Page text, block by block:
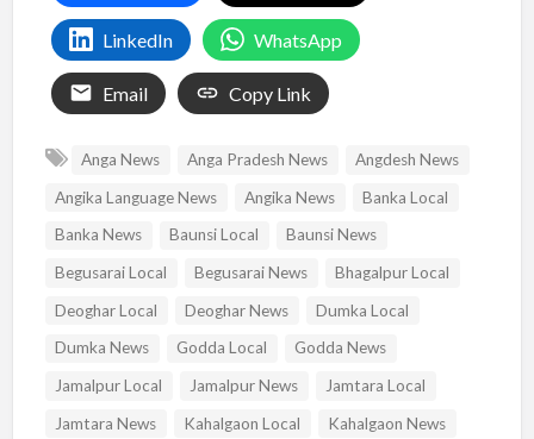
LinkedIn WhatsApp
Email Copy Link
Anga News Anga Pradesh News
Angdesh News
Angika Language News
Angika News
Banka Local
Banka News
Baunsi Local
Baunsi News
Begusarai Local
Begusarai News
Bhagalpur Local
Deoghar Local
Deoghar News
Dumka Local
Dumka News
Godda Local
Godda News
Jamalpur Local
Jamalpur News
Jamtara Local
Jamtara News
Kahalgaon Local
Kahalgaon News